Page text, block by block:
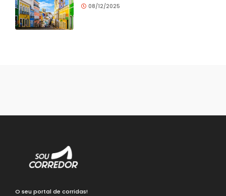
08/12/2025
O seu portal de corridas!